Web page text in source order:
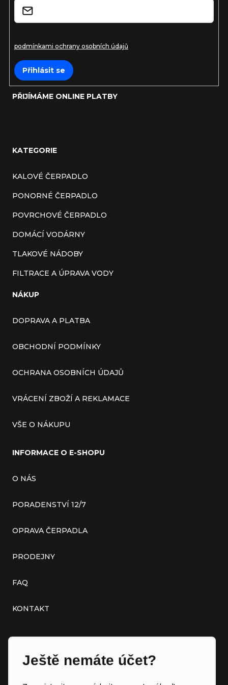
podmínkami ochrany osobních údajů
Přihlásit se
PŘIJÍMÁME ONLINE PLATBY
KATEGORIE
KALOVÉ ČERPADLO
PONORNÉ ČERPADLO
POVRCHOVÉ ČERPADLO
DOMÁCÍ VODÁRNY
TLAKOVÉ NÁDOBY
FILTRACE A ÚPRAVA VODY
NÁKUP
DOPRAVA A PLATBA
OBCHODNÍ PODMÍNKY
OCHRANA OSOBNÍCH ÚDAJŮ
VRÁCENÍ ZBOŽÍ A REKLAMACE
VŠE O NÁKUPU
INFORMACE O E-SHOPU
O NÁS
PORADENSTVÍ 12/7
OPRAVA ČERPADLA
PRODEJNY
FAQ
KONTAKT
Ještě nemáte účet?